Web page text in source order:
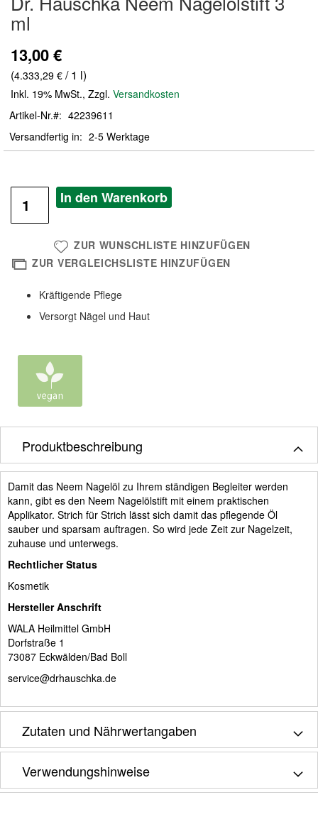
der
Bildergalerie
ml
13,00 €
(4.333,29 € / 1 l)
Inkl. 19% MwSt., Zzgl. Versandkosten
Artikel-Nr.
42239611
Versandfertig in
2-5 Werktage
In den Warenkorb
ZUR WUNSCHLISTE HINZUFÜGEN
ZUR VERGLEICHSLISTE HINZUFÜGEN
Kräftigende Pflege
Versorgt Nägel und Haut
Produktbeschreibung
Damit das Neem Nagelöl zu Ihrem ständigen Begleiter werden
kann, gibt es den Neem Nagelölstift mit einem praktischen
Applikator. Strich für Strich lässt sich damit das pflegende Öl
sauber und sparsam auftragen. So wird jede Zeit zur Nagelzeit,
zuhause und unterwegs.
Rechtlicher Status
Kosmetik
Hersteller Anschrift
WALA Heilmittel GmbH
Dorfstraße 1
73087 Eckwälden/Bad Boll
service@drhauschka.de
Zutaten und Nährwertangaben
Verwendungshinweise